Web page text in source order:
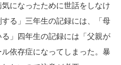
になったために世話をしなけ
る」三年生の記録には、「母
」四年生の記録には「父親が
依存症になってしまった。暴